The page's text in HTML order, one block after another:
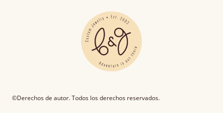
©Derechos de autor. Todos los derechos reservados.